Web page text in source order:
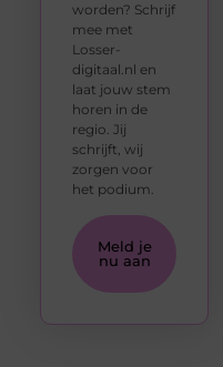
worden? Schrijf
mee met
Losser-
digitaal.nl en
laat jouw stem
horen in de
regio. Jij
schrijft, wij
zorgen voor
het podium.
Meld je
nu aan